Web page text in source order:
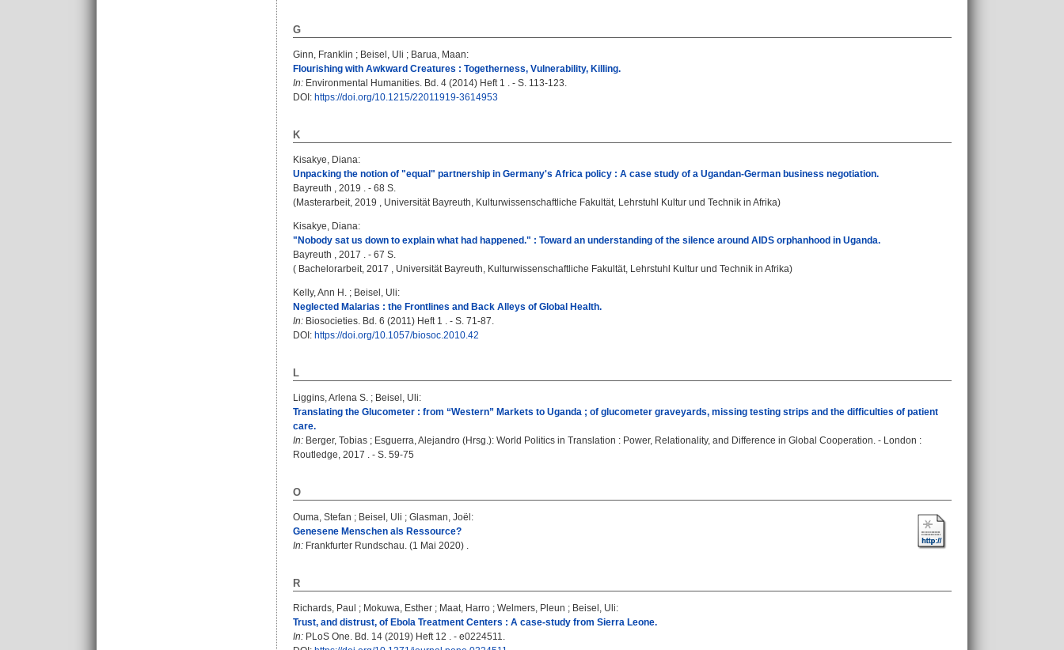
G
Ginn, Franklin ; Beisel, Uli ; Barua, Maan:
Flourishing with Awkward Creatures : Togetherness, Vulnerability, Killing.
In: Environmental Humanities. Bd. 4 (2014) Heft 1 . - S. 113-123.
DOI: https://doi.org/10.1215/22011919-3614953
K
Kisakye, Diana:
Unpacking the notion of "equal" partnership in Germany's Africa policy : A case study of a Ugandan-German business negotiation.
Bayreuth , 2019 . - 68 S.
(Masterarbeit, 2019 , Universität Bayreuth, Kulturwissenschaftliche Fakultät, Lehrstuhl Kultur und Technik in Afrika)
Kisakye, Diana:
"Nobody sat us down to explain what had happened." : Toward an understanding of the silence around AIDS orphanhood in Uganda.
Bayreuth , 2017 . - 67 S.
( Bachelorarbeit, 2017 , Universität Bayreuth, Kulturwissenschaftliche Fakultät, Lehrstuhl Kultur und Technik in Afrika)
Kelly, Ann H. ; Beisel, Uli:
Neglected Malarias : the Frontlines and Back Alleys of Global Health.
In: Biosocieties. Bd. 6 (2011) Heft 1 . - S. 71-87.
DOI: https://doi.org/10.1057/biosoc.2010.42
L
Liggins, Arlena S. ; Beisel, Uli:
Translating the Glucometer : from “Western” Markets to Uganda ; of glucometer graveyards, missing testing strips and the difficulties of patient
care.
In: Berger, Tobias ; Esguerra, Alejandro (Hrsg.): World Politics in Translation : Power, Relationality, and Difference in Global Cooperation. - London :
Routledge, 2017 . - S. 59-75
O
Ouma, Stefan ; Beisel, Uli ; Glasman, Joël :
Genesene Menschen als Ressource?
In: Frankfurter Rundschau. (1 Mai 2020) .
R
Richards, Paul ; Mokuwa, Esther ; Maat, Harro ; Welmers, Pleun ; Beisel, Uli:
Trust, and distrust, of Ebola Treatment Centers : A case-study from Sierra Leone.
In: PLoS One. Bd. 14 (2019) Heft 12 . - e0224511.